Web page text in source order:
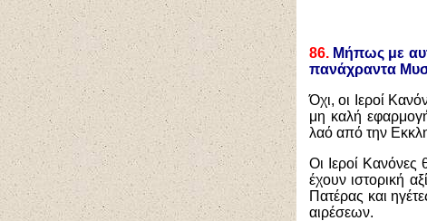
86. Μήπως με
πανάχραντα
Όχι, οι Ιεροί
μη καλή
λαό από την
Οι Ιεροί
έχουν ιστορική
Πατέρας και
αιρέσεων.